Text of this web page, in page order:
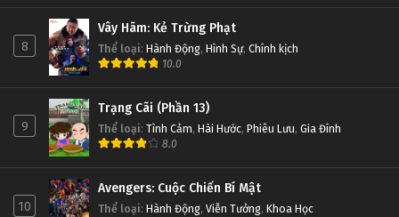
D.Gray-man Tập Tập 7
D.Gray-man Tập Tập 6
D.Gray-man Tập Tập 5
8
Vây Hãm: Kẻ Trừng Phạt
Thể loại: Hành Động, Hình Sự, Chính kịch
10.0
9
Trạng Cãi (Phần 13)
Thể loại: Tình Cảm, Hài Hước, Phiêu Lưu, Gia Đình
8.0
10
Avengers: Cuộc Chiến Bí Mật
Thể loại: Hành Động, Viễn Tưởng, Khoa Học